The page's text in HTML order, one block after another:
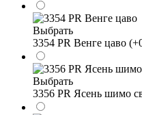
Выбрать
3354 PR Венге цаво
Выбрать
3356 PR Ясень шимо